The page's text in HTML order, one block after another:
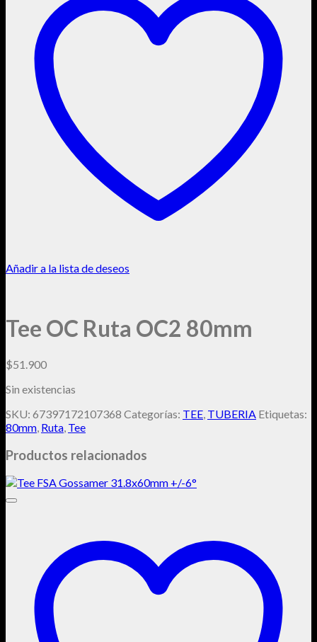
Añadir a la lista de deseos
Tee OC Ruta OC2 80mm
$51.900
Sin existencias
SKU: 67397172107368 Categorías: TEE, TUBERIA Etiquetas:
80mm, Ruta, Tee
Productos relacionados